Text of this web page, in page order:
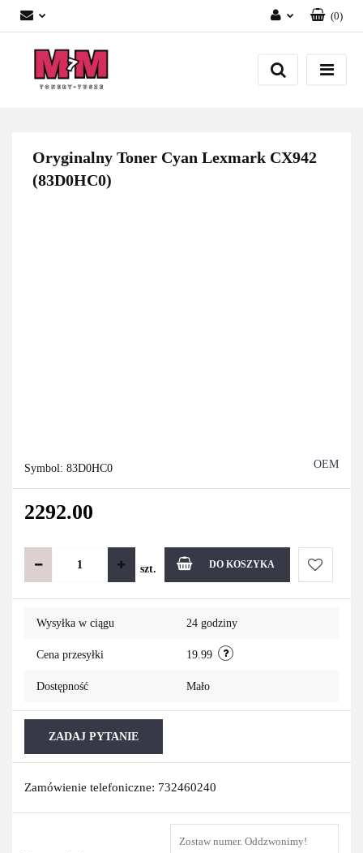
Zaloguj się
Załóż konto
(0)
Oryginalny Toner Cyan Lexmark CX942
(83D0HC0)
Symbol: 83D0HC0 OEM
2292.00
szt. DO KOSZYKA
Do
Wysyłka w ciągu 24 godziny
Cena przesyłki 19.99
Dostępność Mało
ZADAJ PYTANIE
Zamówienie telefoniczne: 732460240